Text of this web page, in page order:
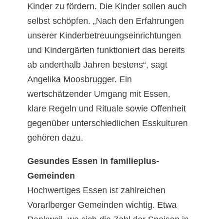
Kinder zu fördern. Die Kinder sollen auch
selbst schöpfen. „Nach den Erfahrungen
unserer Kinderbetreuungseinrichtungen
und Kindergärten funktioniert das bereits
ab anderthalb Jahren bestens“, sagt
Angelika Moosbrugger. Ein
wertschätzender Umgang mit Essen,
klare Regeln und Rituale sowie Offenheit
gegenüber unterschiedlichen Esskulturen
gehören dazu.
Gesundes Essen in familieplus-
Gemeinden
Hochwertiges Essen ist zahlreichen
Vorarlberger Gemeinden wichtig. Etwa